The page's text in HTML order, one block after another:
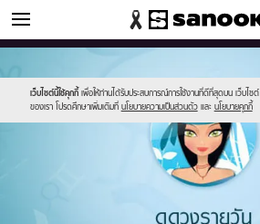
ดูดวง
เว็บไซต์นี้ใช้คุกกี้ เพื่อให้ท่านได้รับประสบการณ์การใช้งานที่ดีที่สุดบน เว็บไซต์
ของเรา โปรดศึกษาเพิ่มเติมที่ นโยบายความเป็นส่วนตัว และ นโยบายคุกกี้
//s.isanook.com/sr/0/images/logo-
new-
sanook.png
//s.isanook.com/ho/0/ud/16/82385/6_fri.jpg